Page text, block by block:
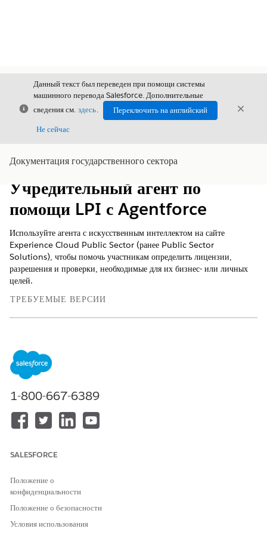
Закрыть
Данный текст был переведен при помощи системы
машинного перевода Salesforce. Дополнительные
сведения см. здесь.
Переключить на английский
Не сейчас
Документация государственного сектора
Показать содержание
Содержание
Учредительный агент по
помощи LPI с Agentforce
Используйте агента с искусственным интеллектом на сайте
Experience Cloud Public Sector (ранее Public Sector
Solutions), чтобы помочь участникам определить лицензии,
разрешения и проверки, необходимые для их бизнес- или личных
целей.
ТРЕБУЕМЫЕ ВЕРСИИ
Учредительный агент для помощи LPI - это бот на основе
искусственного интеллекта, созданный для вашего портала
лицензий и разрешений. Он помогает участникам, отвечая на
предварительной заявки для определения нужных правильных
авторизаций.
Агент использует данные технологии для помощи пользователям:
Создание дополненного извлечения (RAG): Агент отвечает на
агентства. Вы предоставляете эти документы агенту
обеспечивает основу ответов агента в вашем определенном
утвержденном содержимом политики.
1-800-667-6389
SALESFORCE
Положение о
конфиденциальности
Положение о безопасности
Условия использования